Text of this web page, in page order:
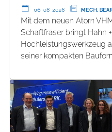
06-08-2026 MECH.
Mit dem neuen Atorn
Schaftfräser bringt Hahn
Hochleistungswerkzeug
seiner kompakten